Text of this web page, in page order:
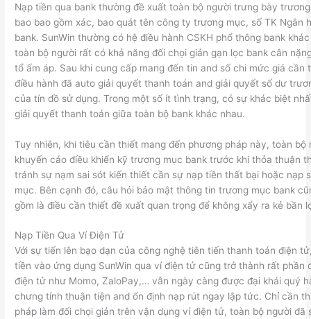
Nạp tiền qua bank thường đề xuất toàn bộ người trưng bày
bao bao gồm xác, bao quát tên công ty trương mục, số TK Ngân
bank. SunWin thường có hệ điều hành CSKH phổ thông bank
toàn bộ người rất có khả năng đối chọi giản gạn lọc bank cân
tổ ấm áp. Sau khi cung cấp mang đến tin and số chi mức giá cần
điều hành đã auto giải quyết thanh toán and giải quyết số dư
của tín đồ sử dụng. Trong một số ít tình trạng, có sự khác biệt
giải quyết thanh toán giữa toàn bộ bank khác nhau.
Tuy nhiên, khi tiêu cần thiết mang đến phương pháp này, toàn bộ
khuyến cáo điều khiển kỹ trương mục bank trước khi thỏa thuận
tránh sự nạm sai sót kiến thiết cần sự nạp tiền thất bại hoặc nạp
mục. Bên cạnh đó, câu hỏi bảo mật thông tin trương mục bank
gồm là điều cần thiết đề xuất quan trọng để không xẩy ra kẻ bần
Nạp Tiền Qua Ví Điện Tử
Với sự tiến lên bạo dạn của công nghệ tiên tiến thanh toán điện
tiền vào ứng dụng SunWin qua ví điện tử cũng trở thành rất phần
điện tử như Momo, ZaloPay,… vẫn ngày càng được đại khái quý
chưng tính thuận tiện and ổn định nạp rút ngay lập tức. Chỉ cần
pháp làm đối chọi giản trên vận dụng ví điện tử, toàn bộ người đã